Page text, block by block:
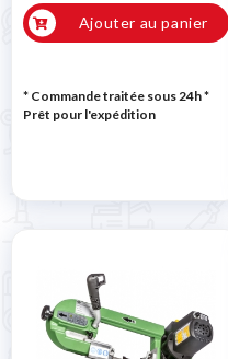
Ajouter au panier
* Commande traitée sous 24h*
Prêt pour l'expédition